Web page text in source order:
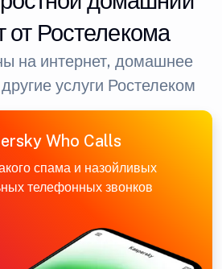
от Ростелекома
на интернет, домашнее
услуги Ростелеком
Who Calls
спама и назойливых
телефонных звонков